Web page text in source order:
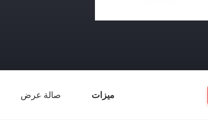
ميزات صالة عرض